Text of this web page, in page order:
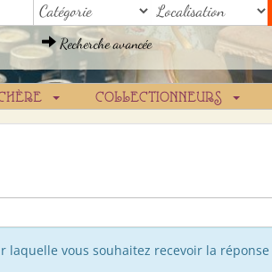
Recherche avancée
COLLECTIONNEURS
laquelle vous souhaitez recevoir la